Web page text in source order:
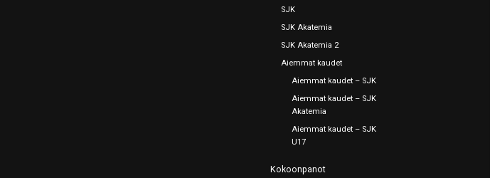
SJK
SJK Akatemia
SJK Akatemia 2
Aiemmat kaudet
Aiemmat kaudet – SJK
Aiemmat kaudet – SJK
Akatemia
Aiemmat kaudet – SJK
U17
Kokoonpanot